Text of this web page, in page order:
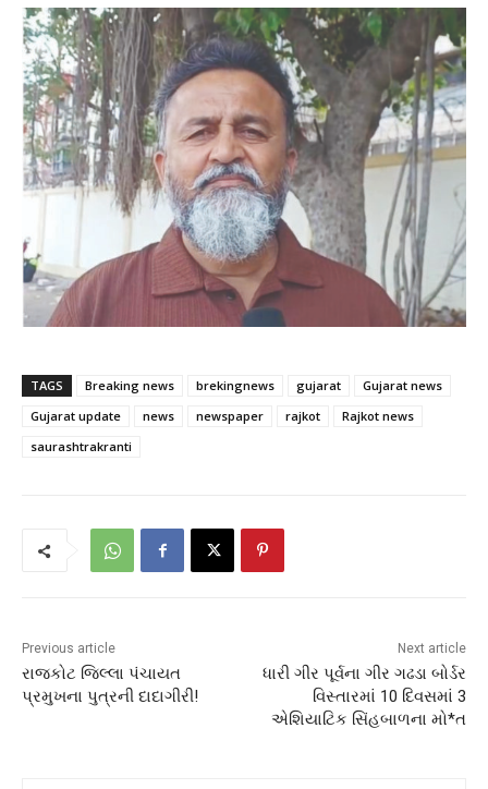
TAGS Breaking news brekingnews gujarat
Gujarat news
Gujarat update
news newspaper rajkot
Rajkot news
saurashtrakranti
Previous article
રાજકોટ જિલ્લા પંચાયત
પ્રમુખના પુત્રની દાદાગીરી!
Next article
ધારી ગીર પૂર્વના ગીર ગઢડા બોર્ડર
વિસ્તારમાં 10 દિવસમાં 3
એશિયાટિક સિંહબાળના મો*ત